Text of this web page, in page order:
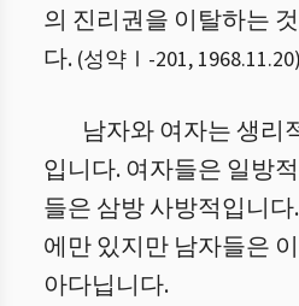
의 진리권을 이탈하는
다. (성약Ⅰ -201, 1968.11.20)
남자와 여자는 생리
입니다. 여자들은 일방
들은 삼방 사방적입니
에만 있지만 남자들은
아다닙니다.